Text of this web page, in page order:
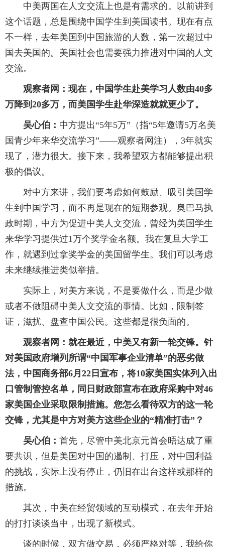
中美两国在人文交流上也是有需求的。以前讲到
这个话题，总是围绕中国学生到美国读书。现在有点
不一样，去年美国到中国旅游的人数，第一次超过中
国去美国的。美国社会也需要强力推进对中国的人文
交流。
观察者网：现在，中国学生赴美学习人数由40多
万降到20多万，而美国学生赴华深造就就更少了。
吴心伯： 中方提出“5年5万”（指“5年邀请5万名美
国青少年来华交流学习”——观察者网注），3年就实
现了，潜力很大。接下来，我希望双方都能够提出积
极的倡议。
对中方来讲，我们要考虑如何鼓励、吸引美国学
生到中国学习，而不再是现在的短期参观。奥巴马执
政时期，中方为促进中美人文交流，曾经为美国学生
来华学习提供过1万个奖学金名额。我在复旦大学工
作，就遇到过拿奖学金的美国留学生。我们可以考虑
未来继续推进类似举措。
实际上，对美方来说，不是要做什么，而是少做
或者不做阻碍中美人文交流的事情。比如，限制签
证，滋扰、盘查中国公民。这些都是很负面的。
观察者网：就在最近，中美又有新一轮交锋。针
对美国政府增列所谓“中国军事企业清单”的恶劣做
法，中国商务部6月22日宣布，将10家美国实体列入出
口管制管控名单，同日财政部宣布在政府采购中对46
家美国企业采取限制措施。您怎么看待双方的这一轮
交锋，尤其是中方对美方这些企业的“精准打击”？
吴心伯： 首先，尽管中美北京元首会晤达成了重
要共识，但是美国对中国的遏制、打压，对中国利益
的挑战，实际上没有停止，仍旧在出台这样或那样的
措施。
其次，中美在经贸领域的互动模式，在去年开始
的打打谈谈当中，出现了新模式。
谈的时候，双方做交易，必须严格对等，我给你